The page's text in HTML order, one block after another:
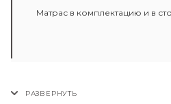
Матрас в комплектацию и в